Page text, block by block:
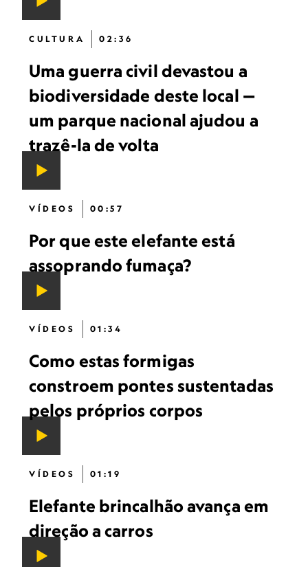
CULTURA 02:36
Uma guerra civil devastou a
biodiversidade deste local —
um parque nacional ajudou a
trazê-la de volta
VÍDEOS 00:57
Por que este elefante está
assoprando fumaça?
VÍDEOS 01:34
Como estas formigas
constroem pontes sustentadas
pelos próprios corpos
VÍDEOS 01:19
Elefante brincalhão avança em
direção a carros